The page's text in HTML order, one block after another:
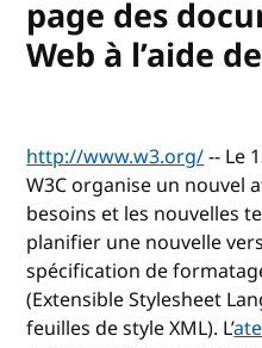
page des
Web à l’aide
http://www.w3.org/-- Le
W3C organise un nouvel
besoins et les nouvelles
planifier une nouvelle
spécification de
(Extensible Stylesheet
feuilles de style XML). L’